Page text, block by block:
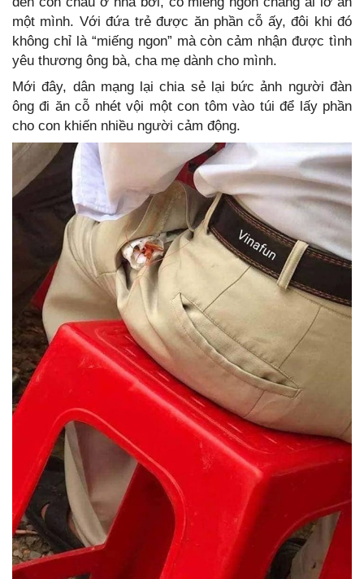
một mình. Với đứa trẻ được ăn phần cỗ ấy, đôi khi đó
không chỉ là “miếng ngon” mà còn cảm nhận được tình
yêu thương ông bà, cha mẹ dành cho mình.
Mới đây, dân mạng lại chia sẻ lại bức ảnh người đàn
ông đi ăn cỗ nhét vội một con tôm vào túi để lấy phần
cho con khiến nhiều người cảm động.